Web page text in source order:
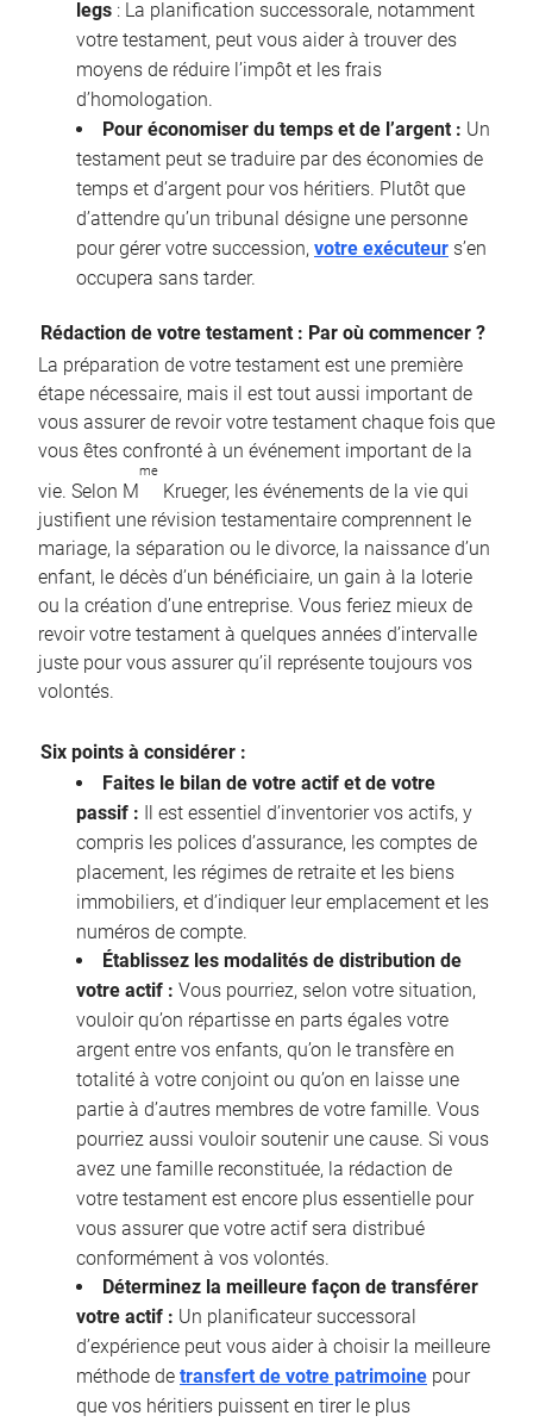
legs : La planification successorale, notamment
votre testament, peut vous aider à trouver des
moyens de réduire l’impôt et les frais
d’homologation.
Pour économiser du temps et de l’argent : Un
testament peut se traduire par des économies de
temps et d’argent pour vos héritiers. Plutôt que
d’attendre qu’un tribunal désigne une personne
pour gérer votre succession, votre exécuteur s’en
occupera sans tarder.
Rédaction de votre testament : Par où commencer ?
La préparation de votre testament est une première
étape nécessaire, mais il est tout aussi important de
vous assurer de revoir votre testament chaque fois que
vous êtes confronté à un événement important de la
vie. Selon M
me
Krueger, les événements de la vie qui
justifient une révision testamentaire comprennent le
mariage, la séparation ou le divorce, la naissance d’un
enfant, le décès d’un bénéficiaire, un gain à la loterie
ou la création d’une entreprise. Vous feriez mieux de
revoir votre testament à quelques années d’intervalle
juste pour vous assurer qu’il représente toujours vos
volontés.
Six points à considérer :
Faites le bilan de votre actif et de votre
passif : Il est essentiel d’inventorier vos actifs, y
compris les polices d’assurance, les comptes de
placement, les régimes de retraite et les biens
immobiliers, et d’indiquer leur emplacement et les
numéros de compte.
Établissez les modalités de distribution de
votre actif : Vous pourriez, selon votre situation,
vouloir qu’on répartisse en parts égales votre
argent entre vos enfants, qu’on le transfère en
totalité à votre conjoint ou qu’on en laisse une
partie à d’autres membres de votre famille. Vous
pourriez aussi vouloir soutenir une cause. Si vous
avez une famille reconstituée, la rédaction de
votre testament est encore plus essentielle pour
vous assurer que votre actif sera distribué
conformément à vos volontés.
Déterminez la meilleure façon de transférer
votre actif : Un planificateur successoral
d’expérience peut vous aider à choisir la meilleure
méthode de transfert de votre patrimoine pour
que vos héritiers puissent en tirer le plus